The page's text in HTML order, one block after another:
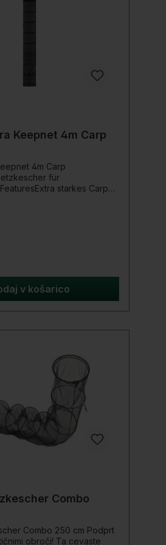
Keepnet 4m Carp
4m Carp
für
starkes Carp
gegen
DatenLänge: 4
AluminiumArtikelnummer:
Preston Dura
Mesh ist perfekt für
und
und hohe Fangzahlen,
Preston
Carp Mesh
v košarico
Combo
Combo 250 cm Podprt
obroči! Ta cevaste